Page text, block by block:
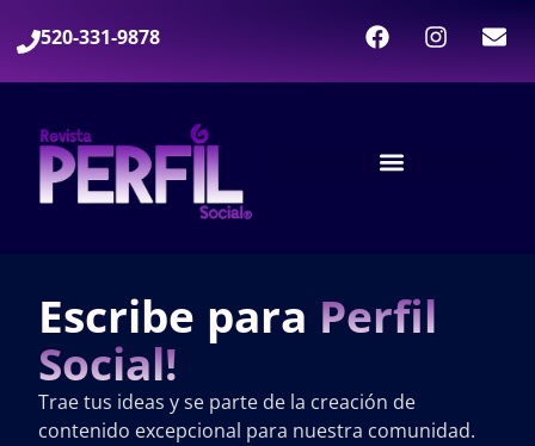
520-331-9878
Escribe para Perfil
Social!
Trae tus ideas y se parte de la creación de
contenido excepcional para nuestra comunidad.